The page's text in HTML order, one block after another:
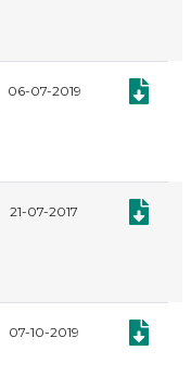
06-07-2019
21-07-2017
07-10-2019